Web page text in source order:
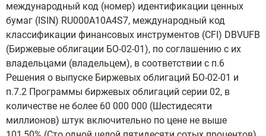
международный код (номер) идентификации ценных
бумаг (ISIN) RU000A10A4S7, международный код
классификации финансовых инструментов (CFI) DBVUFB
(Биржевые облигации БО-02-01), по соглашению с их
владельцами (владельцем), в соответствии с п.6
Решения о выпуске Биржевых облигаций БО-02-01 и
п.7.2 Программы биржевых облигаций серии 02, в
количестве не более 60 000 000 (Шестидесяти
миллионов) штук включительно по цене не выше